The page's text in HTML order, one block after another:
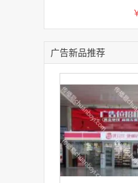
广告新品推荐